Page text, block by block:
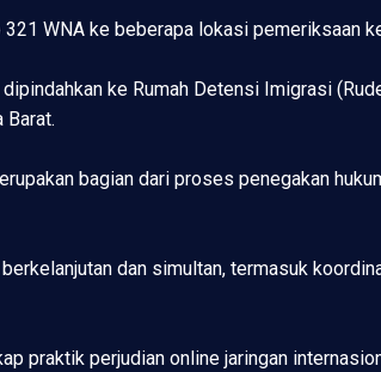
WNA ke beberapa lokasi pemeriksaan
ke Rumah Detensi Imigrasi
Barat.
bagian dari proses penegakan
dan simultan, termasuk
praktik perjudian online jaringan